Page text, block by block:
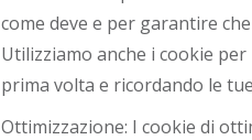
come deve e per garantire
Utilizziamo anche i cookie
prima volta e ricordando le
Ottimizzazione: I cookie di